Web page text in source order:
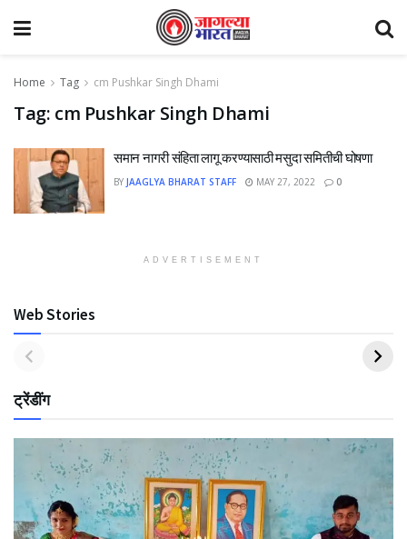
Home Tag cm Pushkar Singh Dhami
Tag: cm Pushkar Singh Dhami
समान नागरी संहिता लागू करण्यासाठी मसुदा समितीची घोषणा
BY JAAGLYA BHARAT STAFF MAY 27, 2022 0
ADVERTISEMENT
Web Stories
ट्रेंडींग